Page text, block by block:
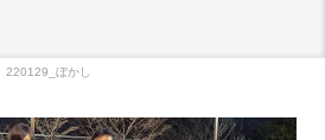
220129_ぼかし